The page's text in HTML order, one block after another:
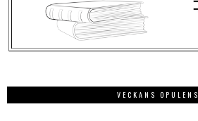
VECKANS OPULENS